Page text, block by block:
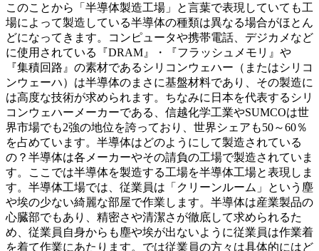
このことから「半導体製造工場」と言葉で表現していても工
場によって製造している半導体の種類は異なる場合がほとん
どになってきます。コンピュータや携帯電話、デジカメなど
に使用されている『DRAM』・『フラッシュメモリ』や
『集積回路』の素材であるシリコンウェハー（またはシリコ
ンウェーハ）は半導体のまさに基盤材料であり、その製造に
は高度な技術が求められます。ちなみに日本を代表するシリ
コンウェハーメーカーである、信越化学工業やSUMCOは世
界市場でも2強の地位を誇っており、世界シェアも50～60％
を占めています。半導体はどのようにして製造されている
の？半導体は各メーカーやその請負の工場で製造されていま
す。ここでは半導体を製造する工場を半導体工場と表現しま
す。半導体工場では、従業員は「クリーンルーム」という塵
や埃の少ない綺麗な部屋で作業します。半導体は産業製品の
心臓部でもあり、精密さや清潔さが徹底して求められるた
め、従業員自身からも塵や埃が出ないように従業員は作業着
を着て作業にあたります。では従業員の方々は具体的にはど